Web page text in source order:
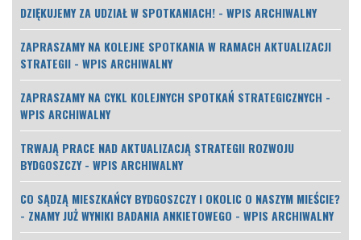
DZIĘKUJEMY ZA UDZIAŁ W SPOTKANIACH! - WPIS ARCHIWALNY
ZAPRASZAMY NA KOLEJNE SPOTKANIA W RAMACH AKTUALIZACJI
STRATEGII - WPIS ARCHIWALNY
ZAPRASZAMY NA CYKL KOLEJNYCH SPOTKAŃ STRATEGICZNYCH -
WPIS ARCHIWALNY
TRWAJĄ PRACE NAD AKTUALIZACJĄ STRATEGII ROZWOJU
BYDGOSZCZY - WPIS ARCHIWALNY
CO SĄDZĄ MIESZKAŃCY BYDGOSZCZY I OKOLIC O NASZYM MIEŚCIE?
- ZNAMY JUŻ WYNIKI BADANIA ANKIETOWEGO - WPIS ARCHIWALNY